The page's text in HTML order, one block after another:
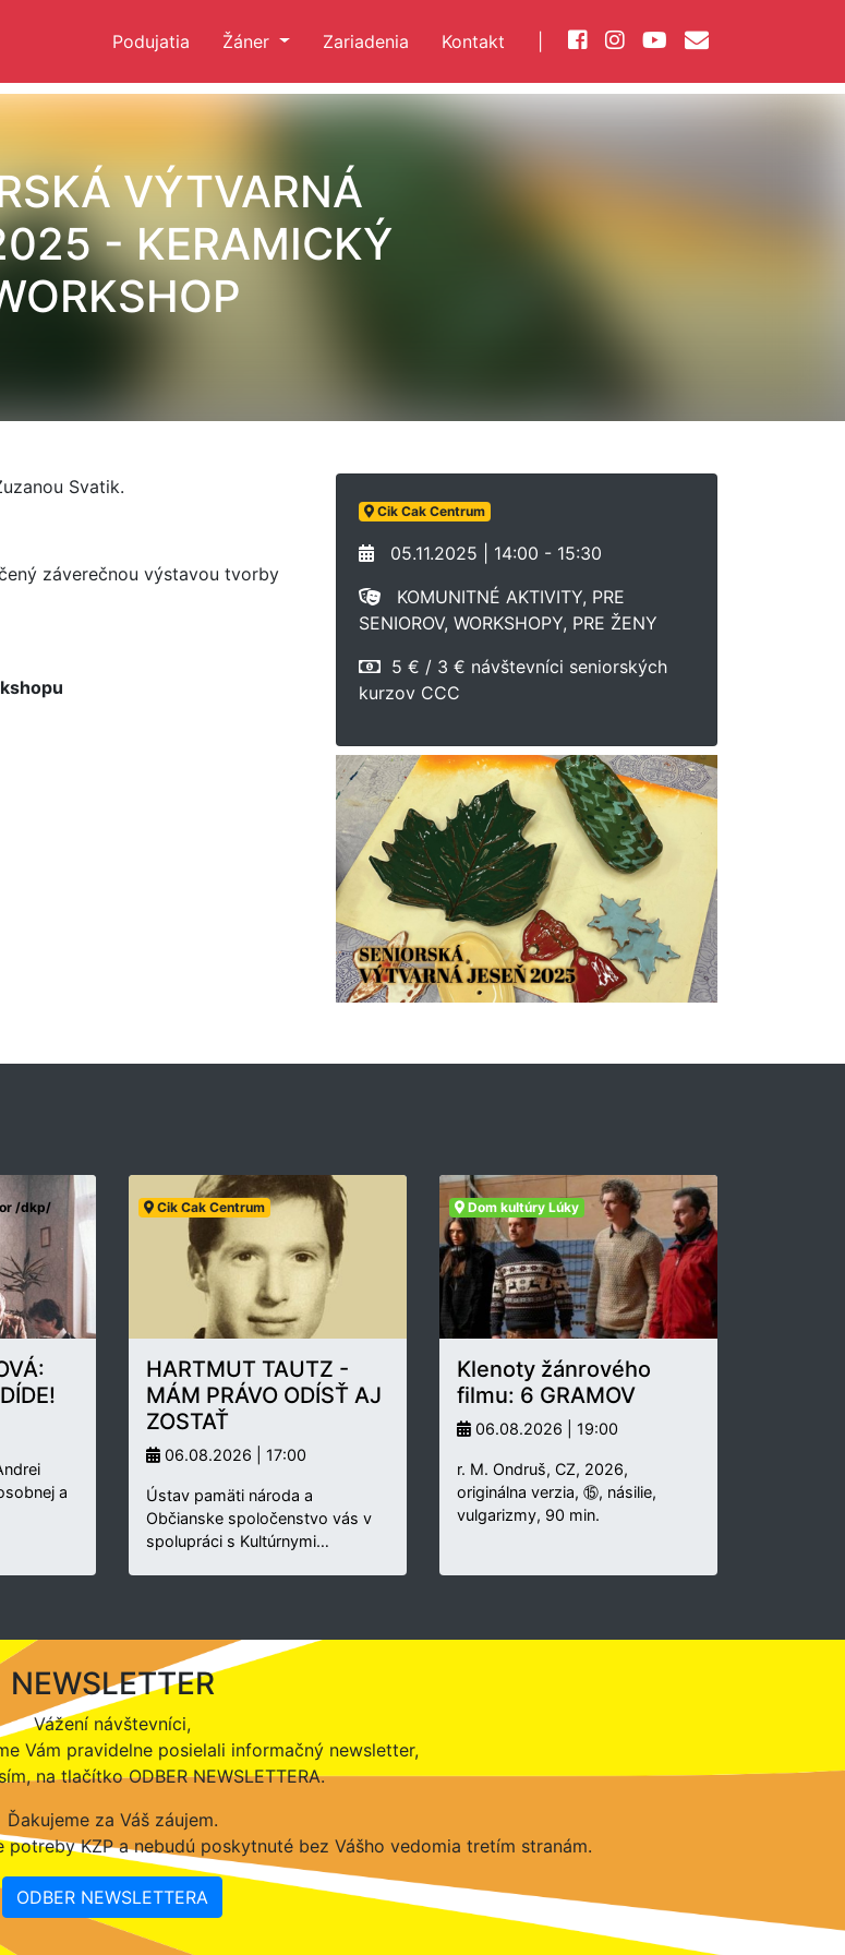
Podujatia Žáner Zariadenia Kontakt
VÝTVARNÁ
- KERAMICKÝ
Svatik.
záverečnou výstavou tvorby
Cik Cak Centrum
05.11.2025 | 14:00 - 15:30
KOMUNITNÉ AKTIVITY, PRE
SENIOROV, WORKSHOPY, PRE ŽENY
5 € / 3 € návštevníci seniorských
kurzov CCC
/dkp/
a
Cik Cak Centrum
HARTMUT TAUTZ -
MÁM PRÁVO ODÍSŤ AJ
ZOSTAŤ
06.08.2026 | 17:00
Ústav pamäti národa a
Občianske spoločenstvo vás v
spolupráci s Kultúrnymi…
Dom kultúry Lúky
Klenoty žánrového
filmu: 6 GRAMOV
06.08.2026 | 19:00
r. M. Ondruš, CZ, 2026,
originálna verzia, ⑮, násilie,
vulgarizmy, 90 min.
NEWSLETTER
Vážení návštevníci,
Vám pravidelne posielali informačný newsletter,
na tlačítko ODBER NEWSLETTERA.
Ďakujeme za Váš záujem.
KZP a nebudú poskytnuté bez Vášho vedomia tretím stranám.
ODBER NEWSLETTERA